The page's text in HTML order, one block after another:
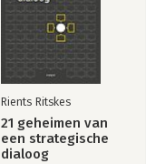
Rake vragen
Rients Ritskes
21 geheimen van
een strategische
dialoog